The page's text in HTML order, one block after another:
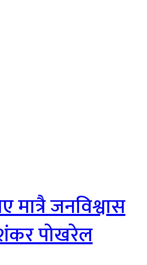
मात्रै जनविश्वास
पोखरेल